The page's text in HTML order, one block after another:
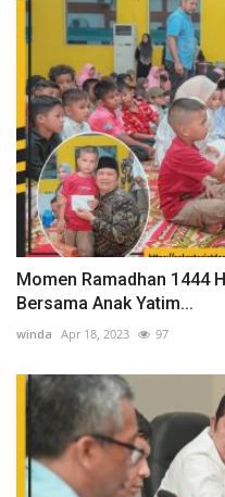
Momen Ramadhan 1444
Bersama Anak Yatim...
winda Apr 18, 2023 97